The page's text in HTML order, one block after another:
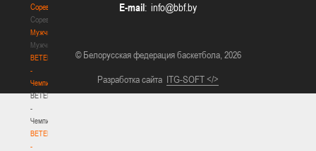
Соревнования
Соревнования
Мужчины
Мужчины
BETERA
-
Чемпионат
BETERA
-
Чемпионат
BETERA
-
E-mail:
© Белорусская федерация баскетбола, 2026
Разработка сайта ITG-SOFT </>